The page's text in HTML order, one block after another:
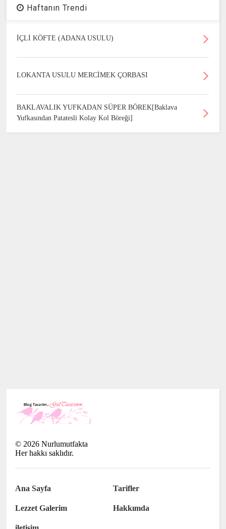
Haftanın Trendi
İÇLİ KÖFTE (ADANA USULU)
LOKANTA USULU MERCİMEK ÇORBASI
BAKLAVALIK YUFKADAN SÜPER BÖREK[Baklava
Yufkasından Patatesli Kolay Kol Böreği]
© 2026 Nurlumutfakta
Her hakkı saklıdır.
Ana Sayfa Tarifler
Lezzet Galerim Hakkımda